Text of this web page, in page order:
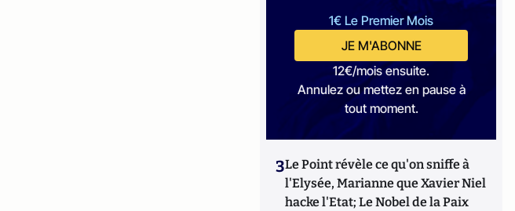
1€ Le Premier Mois
JE M'ABONNE
12€/mois ensuite.
Annulez ou mettez en pause à
tout moment.
3Le Point révèle ce qu'on sniffe à
l'Elysée, Marianne que Xavier Niel
hacke l'Etat; Le Nobel de la Paix